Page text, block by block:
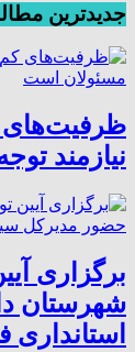
جدیدترین
ظرفیت‌های
نیازمند
برگزاری
شهرستان